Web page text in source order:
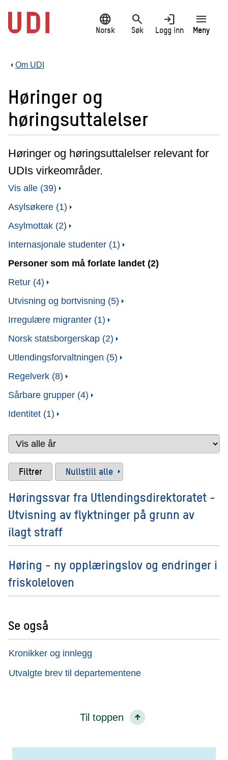
hovedinnhold
language
Norsk
search
Søk
login
Logg inn
menu
Meny
Om UDI
Høringer og
høringsuttalelser
Høringer og høringsuttalelser relevant for
UDIs virkeområder.
Vis alle (39)
Asylsøkere (1)
Asylmottak (2)
Internasjonale studenter (1)
Personer som må forlate landet (2)
Retur (4)
Utvisning og bortvisning (5)
Irregulære migranter (1)
Norsk statsborgerskap (2)
Utlendingsforvaltningen (5)
Regelverk (8)
Sårbare grupper (4)
Identitet (1)
Nullstill alle
Høringssvar fra Utlendingsdirektoratet -
Utvisning av flyktninger på grunn av
ilagt straff
Høring - ny opplæringslov og endringer i
friskoleloven
Se også
Kronikker og innlegg
Utvalgte brev til departementene
Til toppen